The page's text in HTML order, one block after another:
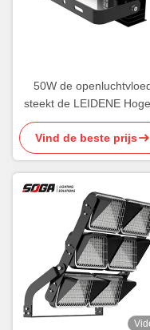
50W de
steekt de LEIDENE
Uniformiteits Draaibare
Module aan van IP65
Vind de beste prijs